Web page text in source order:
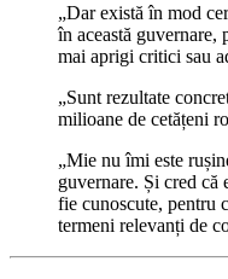
„Dar există în mod
în această guvernare,
mai aprigi critici sau
„Sunt rezultate
milioane de cetățeni
„Mie nu îmi este
guvernare. Și cred că
fie cunoscute, pentru
termeni relevanți de